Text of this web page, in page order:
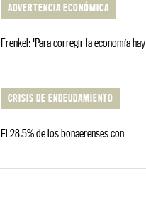
ADVERTENCIA ECONÓMICA
Frenkel: 'Para corregir la economía hay
CRISIS DE ENDEUDAMIENTO
El 28,5% de los bonaerenses con